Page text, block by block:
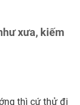
xưa, kiếm
thì cứ thử đi